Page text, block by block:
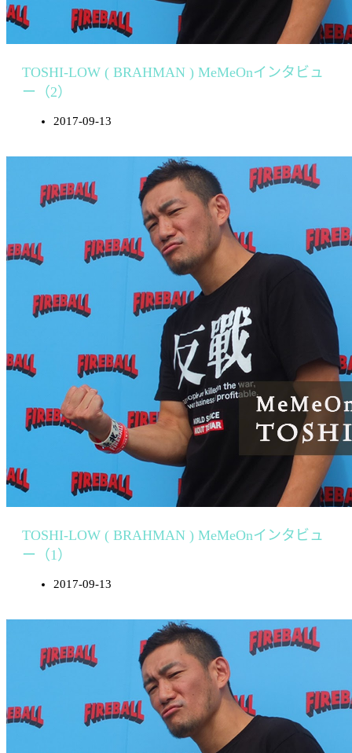
TOSHI-LOW ( BRAHMAN ) MeMeOnインタビュ
ー（2）
2017-09-13
TOSHI-LOW ( BRAHMAN ) MeMeOnインタビュ
ー（1）
2017-09-13